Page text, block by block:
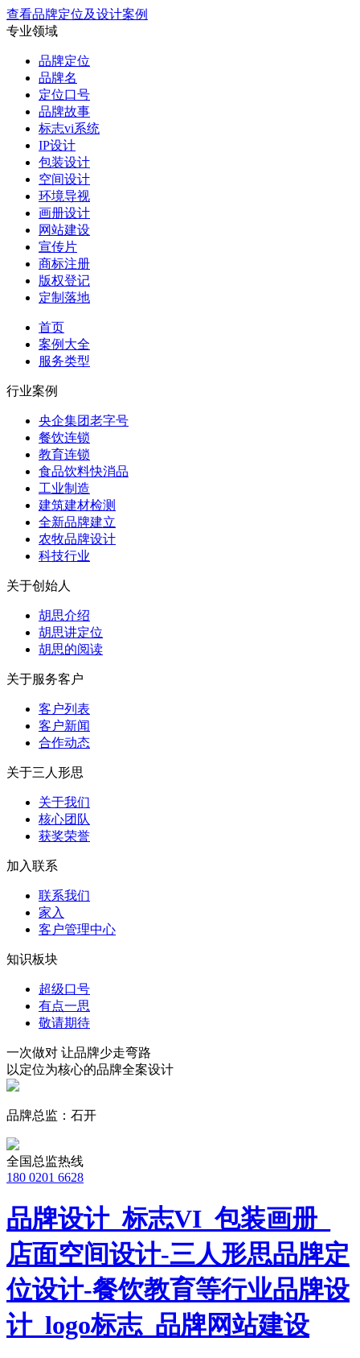
查看品牌定位及设计案例
专业领域
品牌定位
品牌名
定位口号
品牌故事
标志vi系统
IP设计
包装设计
空间设计
环境导视
画册设计
网站建设
宣传片
商标注册
版权登记
定制落地
首页
案例大全
服务类型
行业案例
央企集团老字号
餐饮连锁
教育连锁
食品饮料快消品
工业制造
建筑建材检测
全新品牌建立
农牧品牌设计
科技行业
关于创始人
胡思介绍
胡思讲定位
胡思的阅读
关于服务客户
客户列表
客户新闻
合作动态
关于三人形思
关于我们
核心团队
获奖荣誉
加入联系
联系我们
家入
客户管理中心
知识板块
超级口号
有点一思
敬请期待
一次做对 让品牌少走弯路
以定位为核心的品牌全案设计
品牌总监：石开
全国总监热线
180 0201 6628
品牌设计_标志VI_包装画册_
店面空间设计-三人形思品牌定
位设计-餐饮教育等行业品牌设
计_logo标志_品牌网站建设